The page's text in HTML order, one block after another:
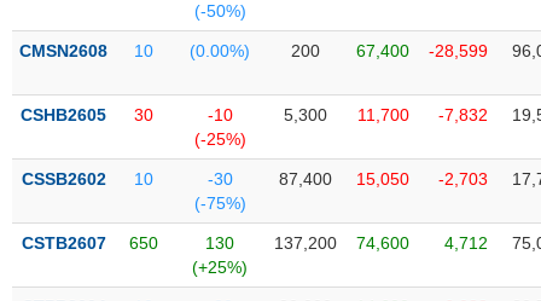
Trạng
cổ
phiếu
Quy
mô
trường
(-50%)
CMSN2608 10 (0.00%) 200 67,400 -28,599
CSHB2605 30
-10
(-25%)
5,300 11,700 -7,832
CSSB2602 10
-30
(-75%)
87,400 15,050 -2,703
CSTB2607 650
130
(+25%)
137,200 74,600 4,712
DOANH